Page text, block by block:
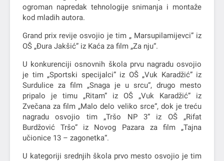
ogroman napredak tehnologije snimanja i montaže
kod mladih autora.
Grand prix revije osvojio je tim „ Marsupilamijevci” iz
OŠ „Đura Jakšić” iz Kaća za film „Za nju“.
U konkurenciji osnovnih škola prvu nagradu osvojio
je tim „Sportski specijalci” iz OŠ „Vuk Karadžić” iz
Surdulice za film „Snaga je u srcu“, drugo mesto
pripalo je timu „Ritam” iz OŠ „Vuk Karadžić” iz
Zvečana za film „Malo delo veliko srce“, dok je treću
nagradu osvojio tim „Tršo NP 3” iz OŠ „Rifat
Burdžović Tršo” iz Novog Pazara za film „Tajna
učionice 13 – zagonetka“.
U kategoriji srednjih škola prvo mesto osvojio je tim